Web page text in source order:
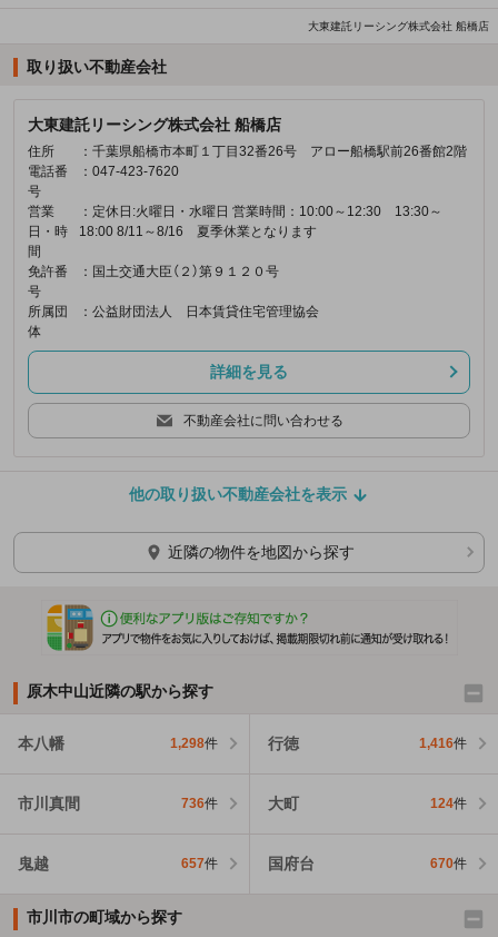
大東建託リーシング株式会社 船橋店
取り扱い不動産会社
大東建託リーシング株式会社 船橋店
住所
：千葉県船橋市本町１丁目32番26号 アロー船橋駅前26番館2階
電話番
号
：047-423-7620
営業
日・時
間
：定休日:火曜日・水曜日 営業時間：10:00～12:30 13:30～
18:00 8/11～8/16 夏季休業となります
免許番
号
：国土交通大臣（２）第９１２０号
所属団
体
：公益財団法人 日本賃貸住宅管理協会
詳細を見る
不動産会社に問い合わせる
他の取り扱い不動産会社を表示
近隣の物件を地図から探す
原木中山近隣の駅から探す
本八幡 1,298件 行徳 1,416件
市川真間 736件 大町 124件
鬼越 657件 国府台 670件
市川市の町域から探す